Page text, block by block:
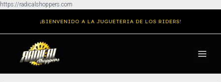
https://radicalshoppers.com
contenido
¡BIENVENIDO A LA JUGUETERIA DE LOS RIDERS!
MENU